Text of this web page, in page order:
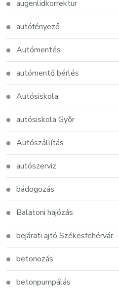
augenlidkorrektur
autófényező
Autómentés
autómentő bérlés
Autósiskola
autósiskola Győr
Autószállítás
autószerviz
bádogozás
Balatoni hajózás
bejárati ajtó Székesfehérvár
betonozás
betonpumpálás